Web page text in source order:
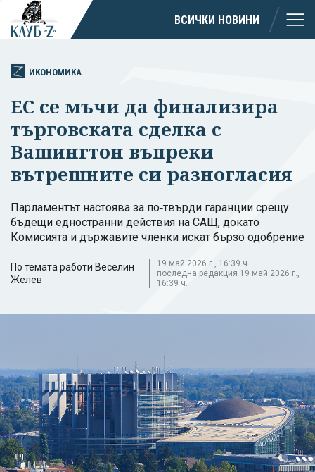
ВСИЧКИ НОВИНИ
ИКОНОМИКА
ЕС се мъчи да финализира
търговската сделка с
Вашингтон въпреки
вътрешните си разногласия
Парламентът настоява за по‑твърди гаранции срещу
бъдещи едностранни действия на САЩ, докато
Комисията и държавите членки искат бързо одобрение
По темата работи Веселин
Желев
19 май 2026 г., 16:39 ч.
последна редакция 19 май 2026 г.,
16:39 ч.